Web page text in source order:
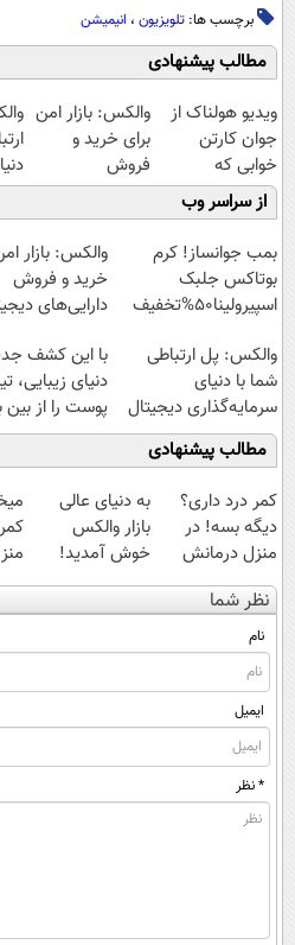
برچسب ها: تلویزیون ، انیمیشن
مطالب پیشنهادی
ویدیو هولناک از
جوان کارتن
خوابی که
میلیاردر شد.
آموزش رایگان
والکس: بازار امن
برای خرید و
فروش
دارایی‌های
دیجیتال
از سراسر وب
بمب جوانساز! کرم
بوتاکس جلبک
اسپیرولینا50%تخفیف
والکس: بازار
خرید و فروش
دارایی‌های
والکس: پل ارتباطی
شما با دنیای
سرمایه‌گذاری دیجیتال
با این کشف
دنیای زیبایی،
پوست را از بین
مطالب پیشنهادی
کمر درد داری؟
دیگه بسه! در
منزل درمانش
کن
(◀پرسش‌نامه)
به دنیای عالی
بازار والکس
خوش آمدید!
ترید را آغاز کنید!
نظر شما
نام
ایمیل
* نظر